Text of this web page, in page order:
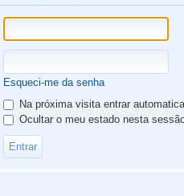
Esqueci-me da senha
Na próxima visita entrar
Ocultar o meu estado nesta